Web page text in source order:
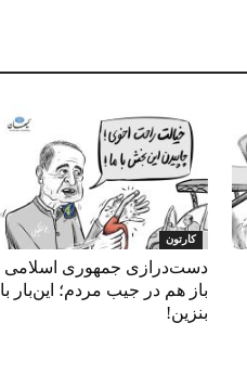
کارتون
دست‌درازی جمهوری اسلامی
باز هم در جیب مردم؛ این‌بار با
بنزین!